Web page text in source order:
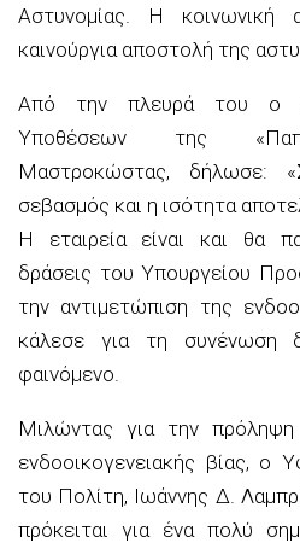
Αστυνομίας. Η κοινωνική
καινούργια αποστολή της
Από την πλευρά του ο
Υποθέσεων της «
Μαστροκώστας, δήλωσε:
σεβασμός και η ισότητα
Η εταιρεία είναι και θα
δράσεις του Υπουργείου
την αντιμετώπιση της
κάλεσε για τη συνένωση
φαινόμενο.
Μιλώντας για την πρόληψη
ενδοοικογενειακής βίας, ο
του Πολίτη, Ιωάννης Δ.
πρόκειται για ένα πολύ